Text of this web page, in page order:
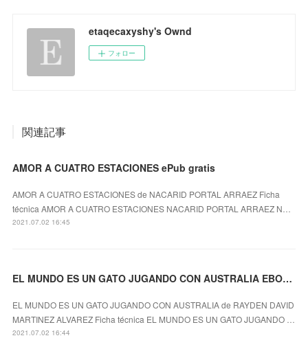
etaqecaxyshy's Ownd
フォロー
関連記事
AMOR A CUATRO ESTACIONES ePub gratis
AMOR A CUATRO ESTACIONES de NACARID PORTAL ARRAEZ Ficha
técnica AMOR A CUATRO ESTACIONES NACARID PORTAL ARRAEZ N…
2021.07.02 16:45
EL MUNDO ES UN GATO JUGANDO CON AUSTRALIA EBOOK
EL MUNDO ES UN GATO JUGANDO CON AUSTRALIA de RAYDEN DAVID
MARTINEZ ALVAREZ Ficha técnica EL MUNDO ES UN GATO JUGANDO …
2021.07.02 16:44